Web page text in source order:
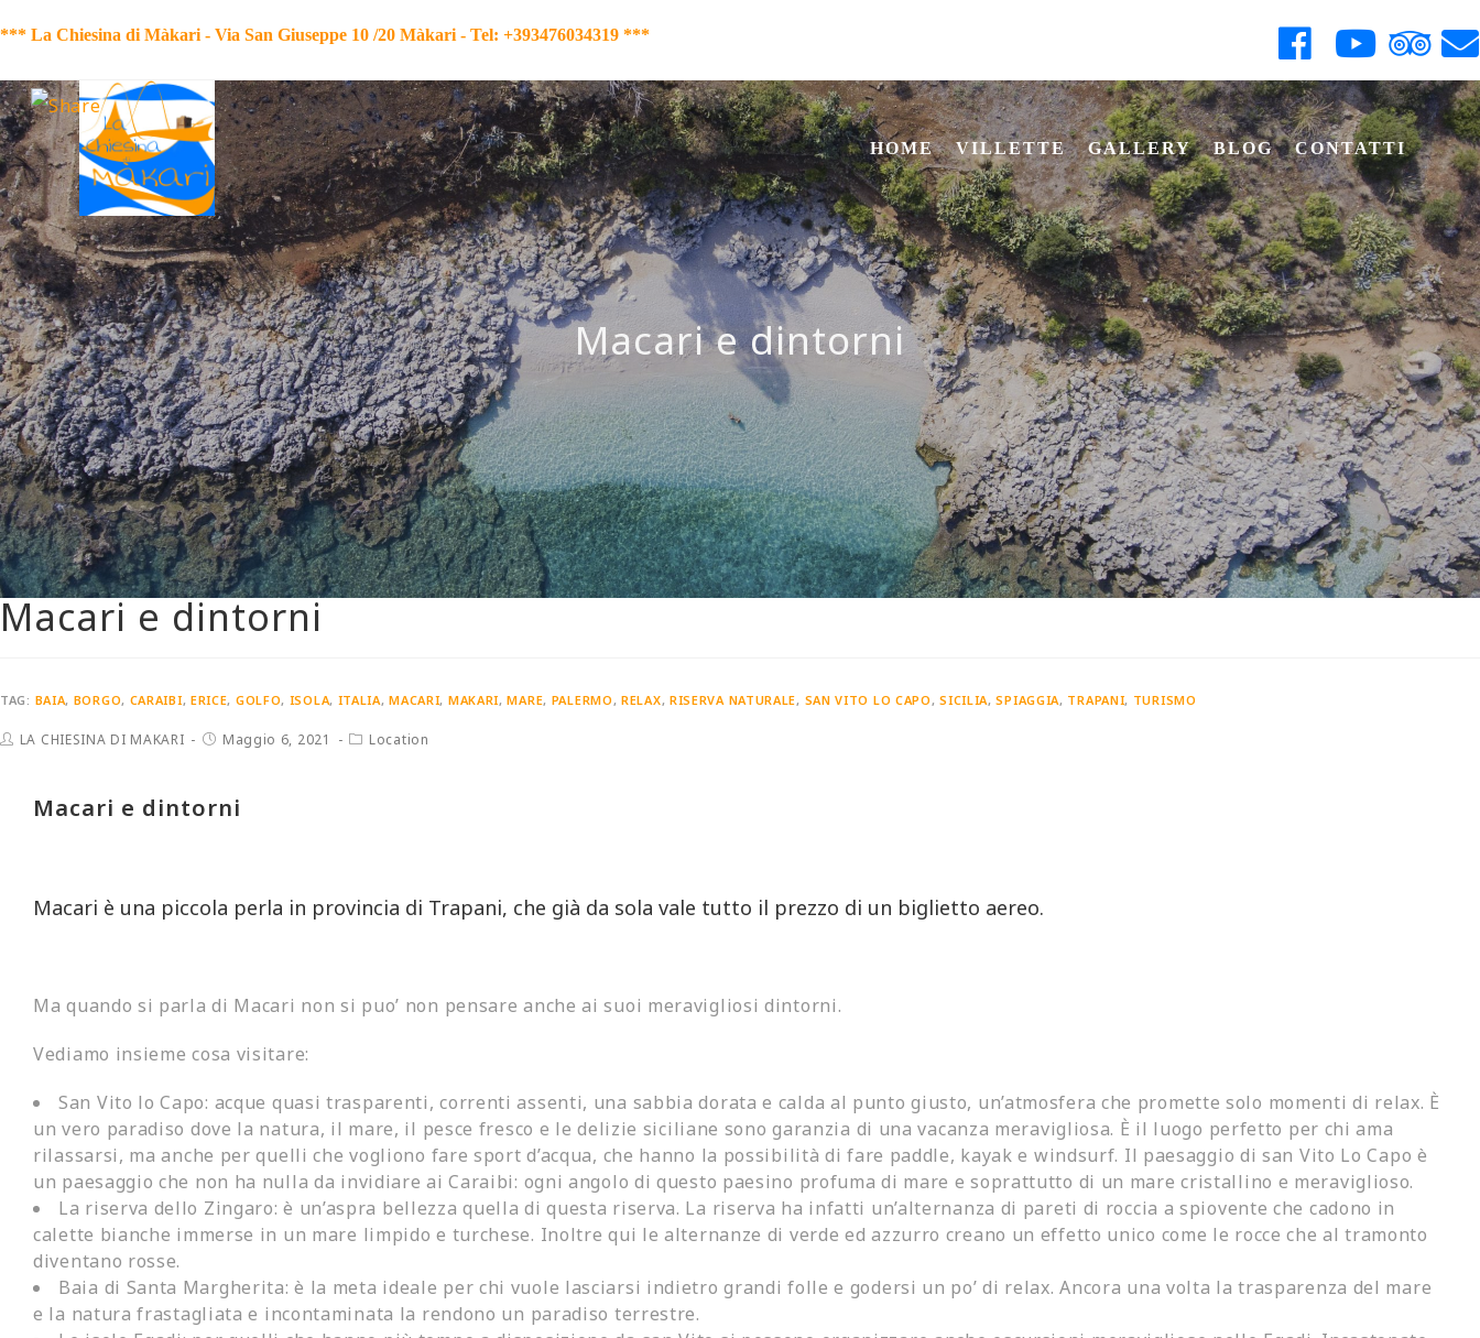
*** La Chiesina di Màkari - Via San Giuseppe 10 /20 Màkari - Tel: +393476034319 ***
HOME VILLETTE GALLERY BLOG CONTATTI
Macari e dintorni
Macari e dintorni
TAG: BAIA, BORGO, CARAIBI, ERICE, GOLFO, ISOLA, ITALIA,MACARI, MAKARI,MARE, PALERMO,RELAX, RISERVA NATURALE, SAN VITO LO CAPO,SICILIA,SPIAGGIA, TRAPANI, TURISMO
LA CHIESINA DI MAKARI Maggio 6, 2021 Location
Macari e dintorni
Macari è una piccola perla in provincia di Trapani, che già da sola vale tutto il prezzo di un biglietto aereo.
Ma quando si parla di Macari non si puo’ non pensare anche ai suoi meravigliosi dintorni.
Vediamo insieme cosa visitare:
San Vito lo Capo: acque quasitrasparenti, correnti assenti, una sabbia dorata e calda al punto giusto, un’atmosfera che promette solo momenti di relax. È
un vero paradiso dove la natura, il mare, il pesce fresco e le delizie siciliane sono garanzia di una vacanza meravigliosa. È il luogo perfetto per chi ama
rilassarsi, ma anche per quelli che vogliono fare sport d’acqua, che hanno la possibilità di fare paddle, kayak e windsurf. Il paesaggio di san Vito Lo Capo è
un paesaggio che non ha nulla da invidiare ai Caraibi: ogni angolo di questo paesino profuma di mare esoprattutto di un mare cristallino e meraviglioso.
La riserva dello Zingaro: è un’aspra bellezza quella di questa riserva. La riserva ha infatti un’alternanza di pareti di roccia a spiovente che cadono in
calette bianche immerse in un mare limpido e turchese. Inoltre qui le alternanze di verde ed azzurro creano un effetto unico come le rocce che al tramonto
diventano rosse.
Baia di Santa Margherita: è la meta ideale per chi vuole lasciarsi indietro grandi folle e godersi un po’ di relax. Ancora una volta la trasparenza del mare
e la natura frastagliata e incontaminata la rendono un paradiso terrestre.